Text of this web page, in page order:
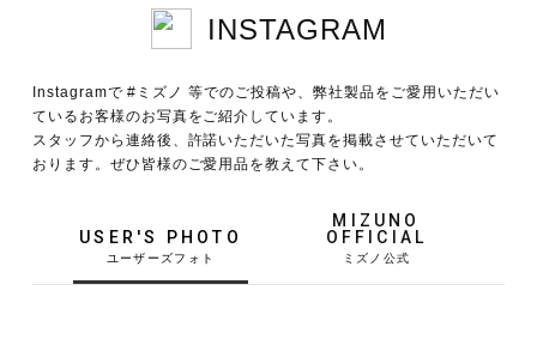
サッカー／フットサル
トレーニング
ゴルフ
INSTAGRAM
Instagramで #ミズノ 等でのご投稿や、弊社製品をご愛用いただい
ているお客様のお写真をご紹介しています。
スタッフから連絡後、許諾いただいた写真を掲載させていただいて
おります。ぜひ皆様のご愛用品を教えて下さい。
USER'S PHOTO
MIZUNO
OFFICIAL